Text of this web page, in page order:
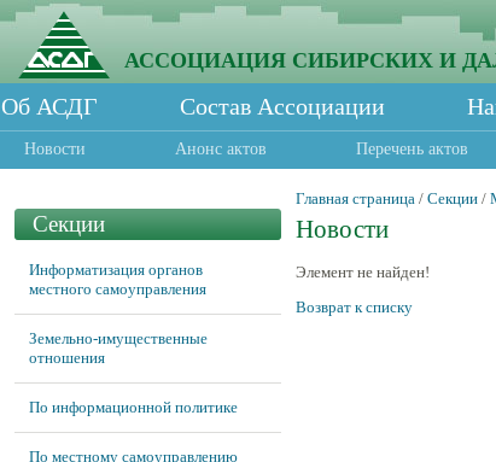
АССОЦИАЦИЯ СИБИРСКИХ И
Об АСДГ Состав Ассоциации
Новости Анонс актов Перечень актов
Секции
Информатизация органов
местного самоуправления
Земельно-имущественные
отношения
По информационной политике
По местному самоуправлению
Главная страница / Секции /
Новости
Элемент не найден!
Возврат к списку